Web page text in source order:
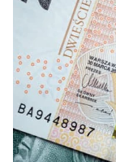
Policjanci szukają